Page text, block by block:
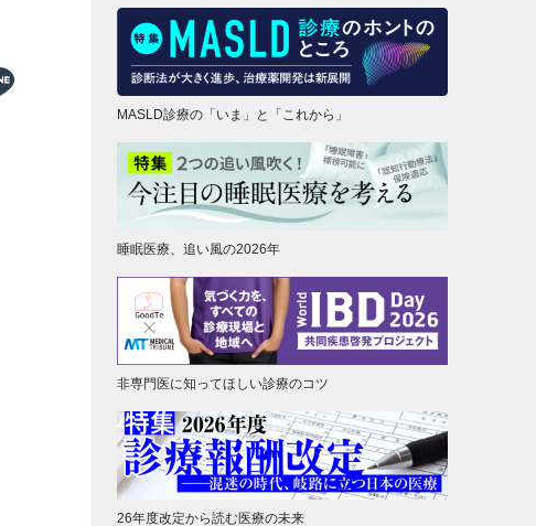
MASLD診療の「いま」と「これから」
睡眠医療、追い風の2026年
非専門医に知ってほしい診療のコツ
26年度改定から読む医療の未来